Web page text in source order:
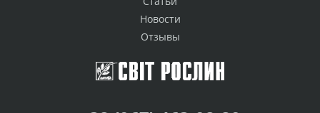
Новости
Отзывы